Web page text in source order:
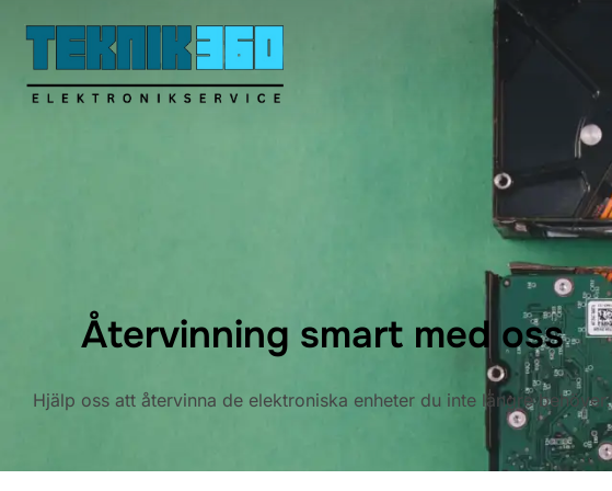
innehåll
Återvinning smart med oss
Hjälp oss att återvinna de elektroniska enheter du inte längre behöver.